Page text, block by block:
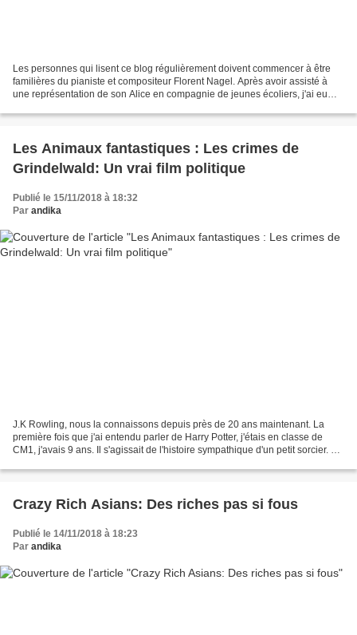
Les personnes qui lisent ce blog régulièrement doivent commencer à être
familières du pianiste et compositeur Florent Nagel. Après avoir assisté à
une représentation de son Alice en compagnie de jeunes écoliers, j'ai eu
Les Animaux fantastiques : Les crimes de
Grindelwald: Un vrai film politique
Publié le 15/11/2018 à 18:32
Par andika
J.K Rowling, nous la connaissons depuis près de 20 ans maintenant. La
première fois que j'ai entendu parler de Harry Potter, j'étais en classe de
CM1, j'avais 9 ans. Il s'agissait de l'histoire sympathique d'un petit sorcier. 20
Crazy Rich Asians: Des riches pas si fous
Publié le 14/11/2018 à 18:23
Par andika